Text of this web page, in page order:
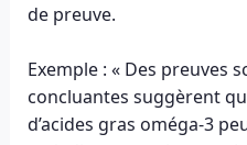
de preuve.
Exemple : « Des preuves
concluantes suggèrent
d’acides gras oméga-3